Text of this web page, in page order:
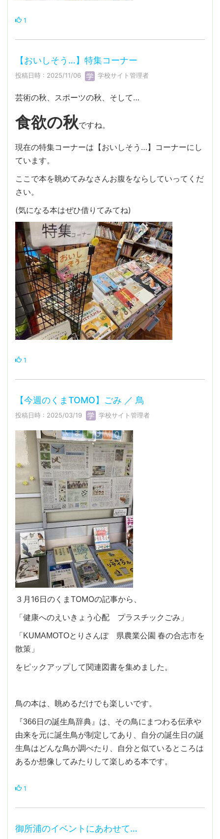
1
【おいしそう…】特集コーナー
投稿日時 : 2025/11/06 学校サイト管理者
芸術の秋、スポーツの秋、そして…
食欲の秋ですね。
現在の特集コーナーは【おいしそう…】コーナーにし
ています。
ここで本を眺めてみなさんお腹をならしていってくだ
さい。
(気になる本はぜひ借りてみてね)
1
【今週のくまTOMO】ごみ ／ 鳥
投稿日時 : 2025/03/19 学校サイト管理者
３月16日のくまTOMOの記事から、
「健康へのえいきょう心配 プラスチックごみ」
「KUMAMOTOとりさんぽ 県農業公園 春の合志市を
散策」
をピックアップして関連図書を集めました。
鳥の本は、眺めるだけでも楽しいです。
『366日の誕生鳥辞典』は、その鳥にまつわる伝承や
由来を元に誕生鳥が制定してあり、自分の誕生日の誕
生鳥はどんな鳥か調べたり、自分と似ているところは
あるか想像してみたりして楽しめる本です。
1
御所浦のイベントにあわせて…